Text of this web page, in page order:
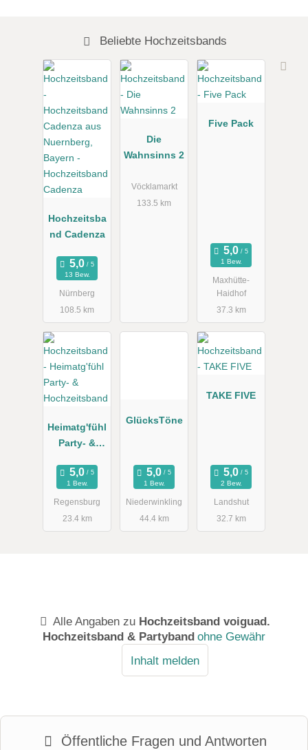
Beliebte Hochzeitsbands
Hochzeitsba
nd Cadenza
13 Bew.
Nürnberg
108.5 km
Die
Wahnsinns 2
Vöcklamarkt
133.5 km
Five Pack
1 Bew.
Maxhütte-
Haidhof
37.3 km
Heimatg'fühl
Party- &
nd
1 Bew.
Regensburg
23.4 km
GlücksTöne
1 Bew.
Niederwinkling
44.4 km
TAKE FIVE
2 Bew.
Landshut
32.7 km
Alle Angaben zu Hochzeitsband voiguad.
Hochzeitsband & Partyband ohne Gewähr
Inhalt melden
Öffentliche Fragen und Antworten